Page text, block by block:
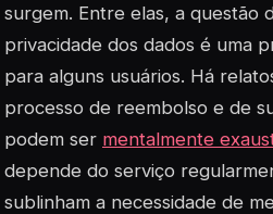
surgem. Entre elas, a questão
privacidade dos dados é uma
para alguns usuários. Há
processo de reembolso e de
podem ser mentalmente
depende do serviço
sublinham a necessidade de